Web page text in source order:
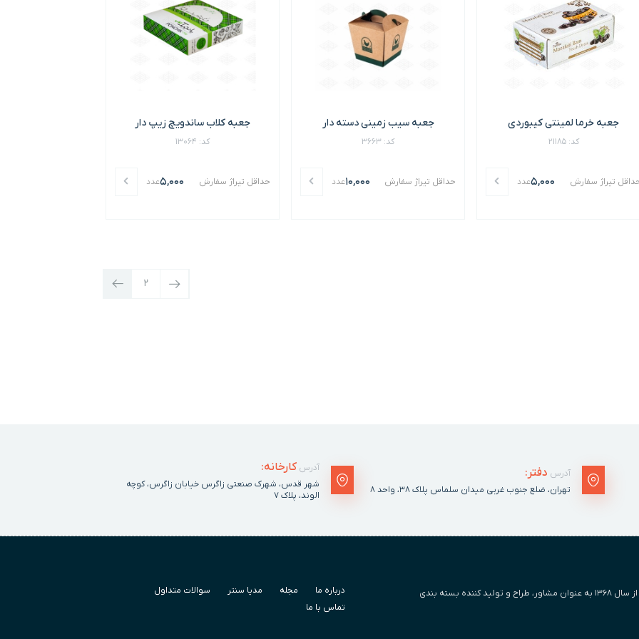
جعبه خرما لمینتی کیبوردی
کد: 21185
تیراژ سفارش 5,000عدد
جعبه سیب زمینی دسته دار
کد: 3663
حداقل تیراژ سفارش 10,000عدد
جعبه کلاب ساندویچ زیپ دار
کد: 13064
حداقل تیراژ سفارش 5,000عدد
2
آدرس دفتر:
تهران، ضلع جنوب غربی میدان سلماس پلاک ٣٨، واحد ۸
آدرس کارخانه:
شهر قدس، شهرک صنعتی زاگرس خیابان زاگرس، کوچه
الوند، پلاک ٧
ما متخصص و عاشق بسته بندی هستیم. از سال ۱۳۶۸ به عنوان مشاور، طراح و تولید کننده بسته بندی درباره ما مجله مدیا سنتر
سوالات متداول
تماس با ما